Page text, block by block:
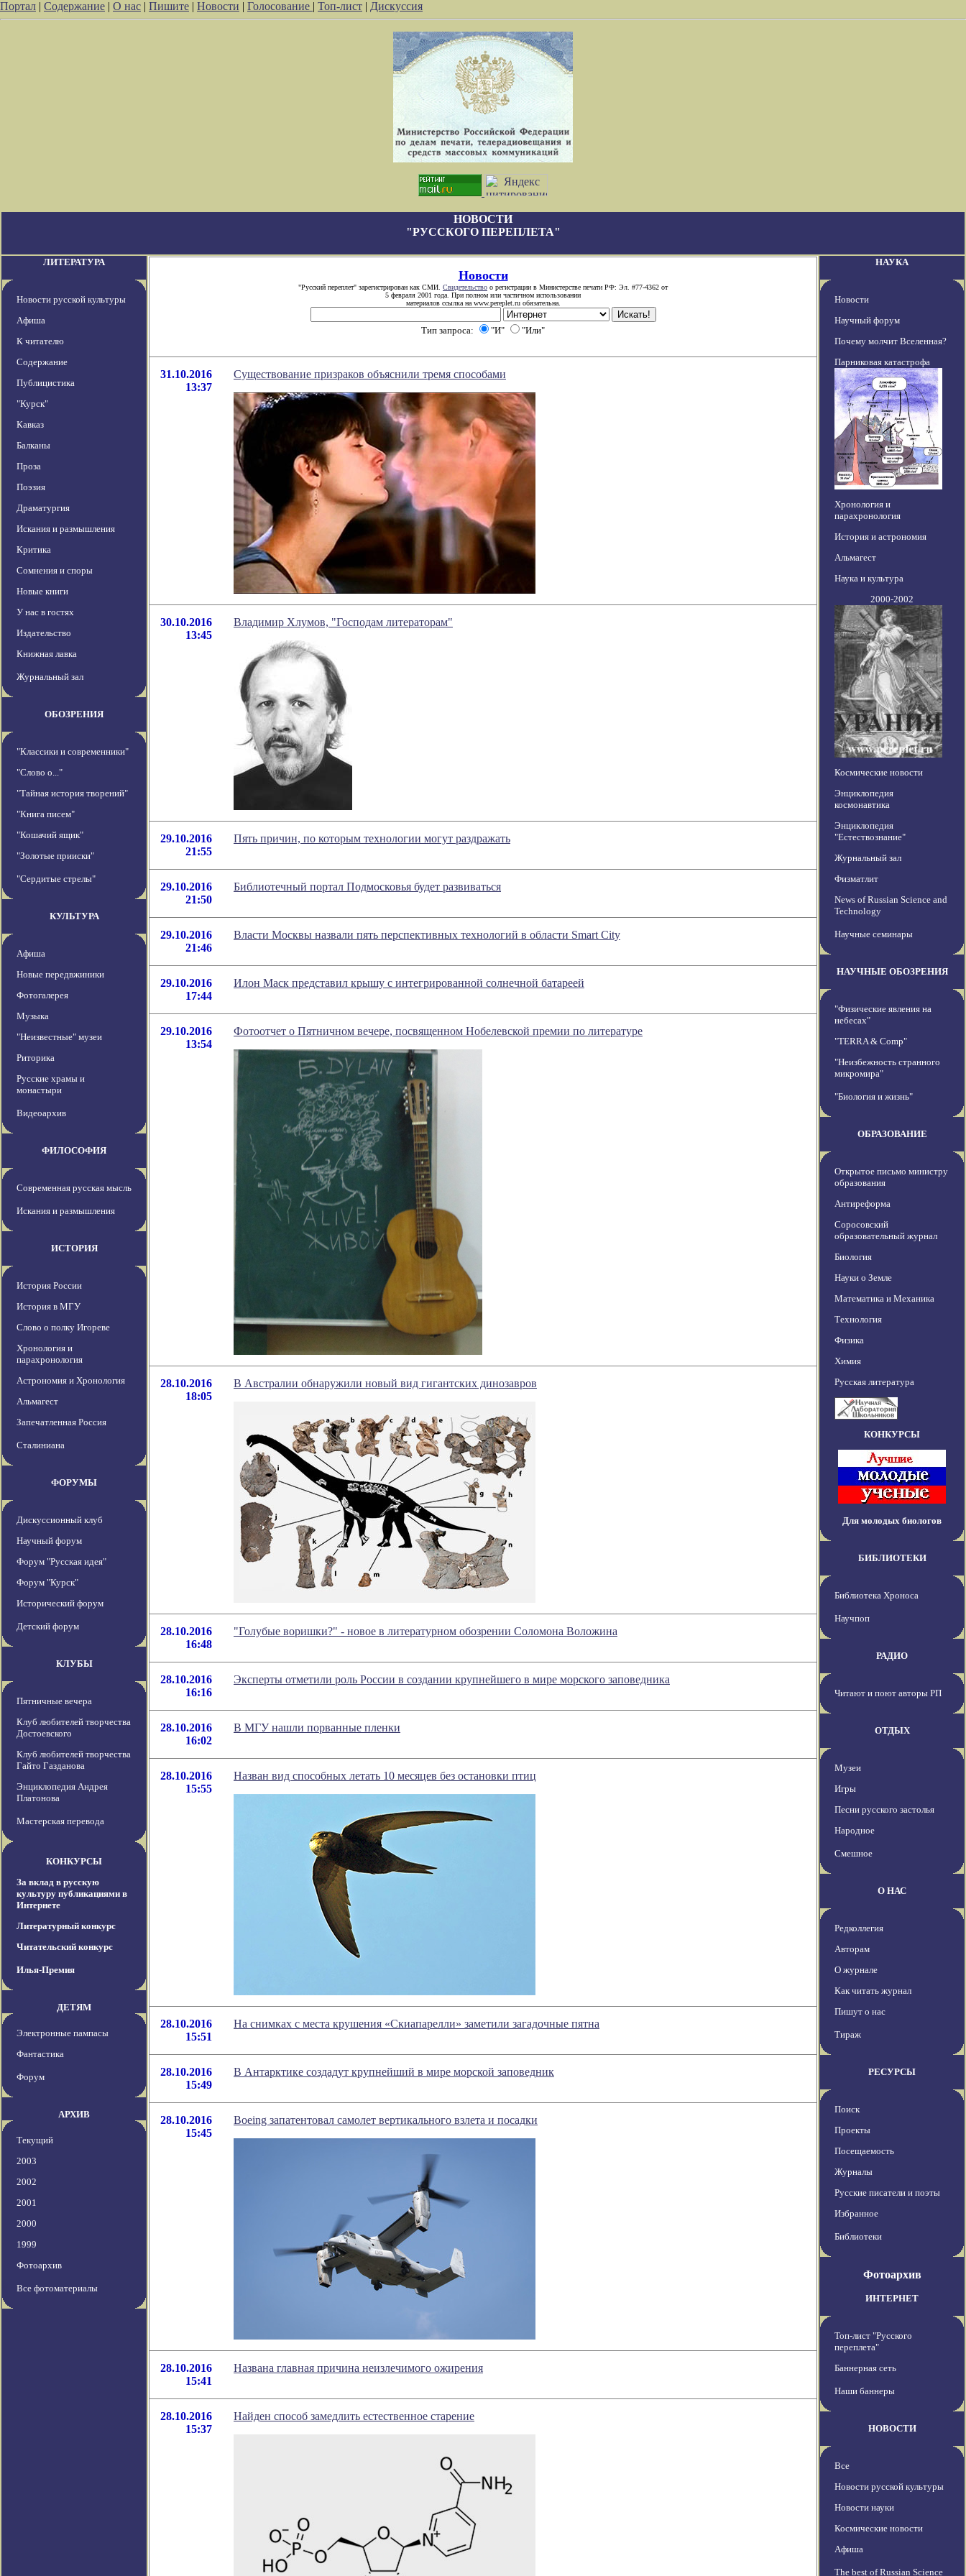
Портал | Содержание | О нас | Пишите | Новости | Голосование | Топ-лист | Дискуссия
НОВОСТИ
"РУССКОГО ПЕРЕПЛЕТА"
ЛИТЕРАТУРА
Новости русской культуры
Афиша
К читателю
Содержание
Публицистика
"Курск"
Кавказ
Балканы
Проза
Поэзия
Драматургия
Искания и размышления
Критика
Сомнения и споры
Новые книги
У нас в гостях
Издательство
Книжная лавка
Журнальный зал
ОБОЗРЕНИЯ
"Классики и современники"
"Слово о..."
"Тайная история творений"
"Книга писем"
"Кошачий ящик"
"Золотые прииски"
"Сердитые стрелы"
КУЛЬТУРА
Афиша
Новые передвжиники
Фотогалерея
Музыка
"Неизвестные" музеи
Риторика
Русские храмы и
монастыри
Видеоархив
ФИЛОСОФИЯ
Современная русская мысль
Искания и размышления
ИСТОРИЯ
История России
История в МГУ
Слово о полку Игореве
Хронология и
парахронология
Астрономия и Хронология
Альмагест
Запечатленная Россия
Сталиниана
ФОРУМЫ
Дискуссионный клуб
Научный форум
Форум "Русская идея"
Форум "Курск"
Исторический форум
Детский форум
КЛУБЫ
Пятничные вечера
Клуб любителей творчества
Достоевского
Клуб любителей творчества
Гайто Газданова
Энциклопедия Андрея
Платонова
Мастерская перевода
КОНКУРСЫ
За вклад в русскую
культуру публикациями в
Интернете
Литературный конкурс
Читательский конкурс
Илья-Премия
ДЕТЯМ
Электронные пампасы
Фантастика
Форум
АРХИВ
Текущий
2003
2002
2001
2000
1999
Фотоархив
Все фотоматериалы
Новости
"Русский переплет" зарегистрирован как СМИ. Свидетельство о регистрации в Министерстве печати РФ: Эл. #77-4362 от
5 февраля 2001 года. При полном или частичном использовании
материалов ссылка на www.pereplet.ru обязательна.
Тип запроса: "И" "Или"
31.10.2016
13:37
Существование призраков объяснили тремя способами
30.10.2016
13:45
Владимир Хлумов, "Господам литераторам"
29.10.2016
21:55
Пять причин, по которым технологии могут раздражать
29.10.2016
21:50
Библиотечный портал Подмосковья будет развиваться
29.10.2016
21:46
Власти Москвы назвали пять перспективных технологий в области Smart City
29.10.2016
17:44
Илон Маск представил крышу с интегрированной солнечной батареей
29.10.2016
13:54
Фотоотчет о Пятничном вечере, посвященном Нобелевской премии по литературе
28.10.2016
18:05
В Австралии обнаружили новый вид гигантских динозавров
28.10.2016
16:48
"Голубые воришки?" - новое в литературном обозрении Соломона Воложина
28.10.2016
16:16
Эксперты отметили роль России в создании крупнейшего в мире морского заповедника
28.10.2016
16:02
В МГУ нашли порванные пленки
28.10.2016
15:55
Назван вид способных летать 10 месяцев без остановки птиц
28.10.2016
15:51
На снимках с места крушения «Скиапарелли» заметили загадочные пятна
28.10.2016
15:49
В Антарктике создадут крупнейший в мире морской заповедник
28.10.2016
15:45
Boeing запатентовал самолет вертикального взлета и посадки
28.10.2016
15:41
Названа главная причина неизлечимого ожирения
28.10.2016
15:37
Найден способ замедлить естественное старение
НАУКА
Новости
Научный форум
Почему молчит Вселенная?
Парниковая катастрофа
Хронология и
парахронология
История и астрономия
Альмагест
Наука и культура
2000-2002
Космические новости
Энциклопедия
космонавтика
Энциклопедия
"Естествознание"
Журнальный зал
Физматлит
News of Russian Science and
Technology
Научные семинары
НАУЧНЫЕ ОБОЗРЕНИЯ
"Физические явления на
небесах"
"TERRA & Comp"
"Неизбежность странного
микромира"
"Биология и жизнь"
ОБРАЗОВАНИЕ
Открытое письмо министру
образования
Антиреформа
Соросовский
образовательный журнал
Биология
Науки о Земле
Математика и Механика
Технология
Физика
Химия
Русская литература
КОНКУРСЫ
Для молодых биологов
БИБЛИОТЕКИ
Библиотека Хроноса
Научпоп
РАДИО
Читают и поют авторы РП
ОТДЫХ
Музеи
Игры
Песни русского застолья
Народное
Смешное
О НАС
Редколлегия
Авторам
О журнале
Как читать журнал
Пишут о нас
Тираж
РЕСУРСЫ
Поиск
Проекты
Посещаемость
Журналы
Русские писатели и поэты
Избранное
Библиотеки
Фотоархив
ИНТЕРНЕТ
Топ-лист "Русского
переплета"
Баннерная сеть
Наши баннеры
НОВОСТИ
Все
Новости русской культуры
Новости науки
Космические новости
Афиша
The best of Russian Science